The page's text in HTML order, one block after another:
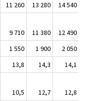
11 260 13 280 14 540
9 710 11 380 12 490
1 550 1 900 2 050
13,8 14,3
14,1
10,5 12,7
12,8